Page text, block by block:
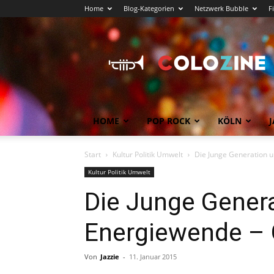
Home Blog-Kategorien Netzwerk Bubble
Köln
News
COLOZINE
Magazin
HOME POP ROCK KÖLN
Start Kultur Politik Umwelt Die Junge Generation
Kultur Politik Umwelt
Die Junge
Energiewende –
Von Jazzie - 11. Januar 2015